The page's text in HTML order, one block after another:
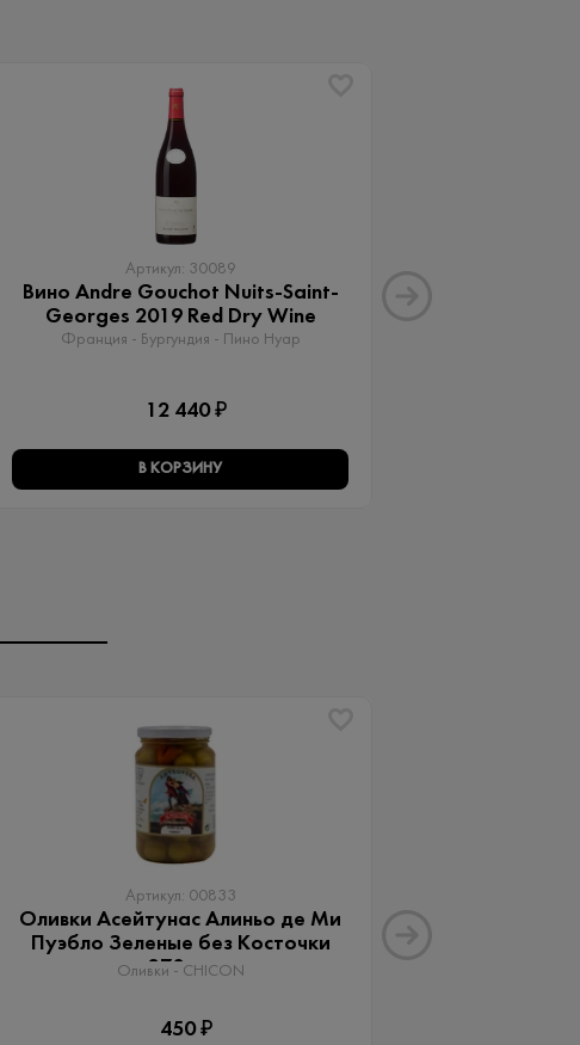
Артикул: 30089
Вино Andre Gouchot Nuits-Saint-
Georges 2019 Red Dry Wine
Франция - Бургундия - Пино Нуар
12 440 ₽
В КОРЗИНУ
Артикул: 00833
Оливки Асейтунас Алиньо де Ми
Пуэбло Зеленые без Косточки
370 мл
Оливки - CHICON
450 ₽